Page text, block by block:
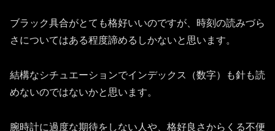
ブラック具合がとても格好いいのですが、時刻の読みづら
さについてはある程度諦めるしかないと思います。
結構なシチュエーションでインデックス（数字）も針も読
めないのではないかと思います。
腕時計に過度な期待をしない人や、格好良さからくる不便